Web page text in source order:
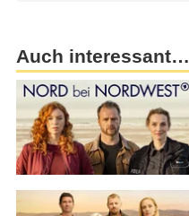
Auch interessant…